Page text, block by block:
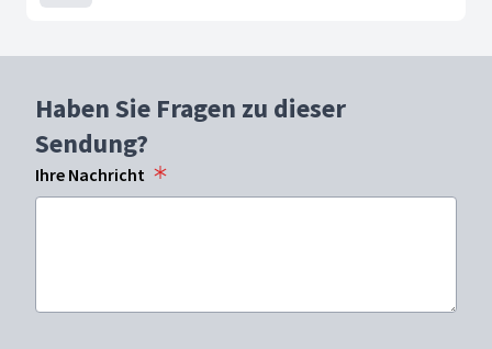
Haben Sie Fragen zu dieser
Sendung?
Ihre Nachricht